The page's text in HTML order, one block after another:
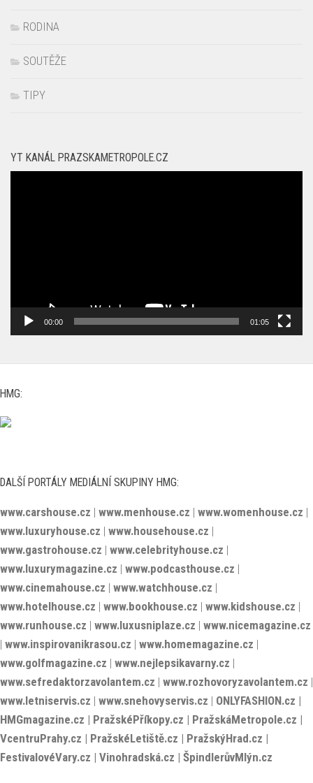
RODINA
SOUTĚŽE
TIPY
YT KANÁL PRAZSKAMETROPOLE.CZ
00:00 01:05
HMG:
DALŠÍ PORTÁLY MEDIÁLNÍ SKUPINY HMG:
www.carshouse.cz | www.menhouse.cz | www.womenhouse.cz |
www.luxuryhouse.cz | www.househouse.cz |
www.gastrohouse.cz | www.celebrityhouse.cz |
www.luxurymagazine.cz | www.podcasthouse.cz |
www.cinemahouse.cz | www.watchhouse.cz |
www.hotelhouse.cz | www.bookhouse.cz | www.kidshouse.cz |
www.runhouse.cz | www.luxusniplaze.cz | www.nicemagazine.cz
| www.inspirovanikrasou.cz | www.homemagazine.cz |
www.golfmagazine.cz | www.nejlepsikavarny.cz |
www.sefredaktorzavolantem.cz | www.rozhovoryzavolantem.cz |
www.letniservis.cz | www.snehovyservis.cz | ONLYFASHION.cz |
HMGmagazine.cz | PražskéPříkopy.cz | PražskáMetropole.cz |
VcentruPrahy.cz | PražskéLetiště.cz | PražskýHrad.cz |
FestivalovéVary.cz | Vinohradská.cz | ŠpindlerůvMlýn.cz